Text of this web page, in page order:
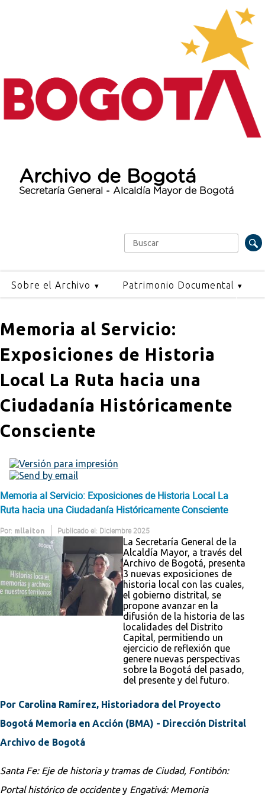
Archivo de Bogotá
Secretaría General - Alcaldía Mayor de Bogotá
Formulario de búsqueda
Buscar
Sobre el Archivo Patrimonio Documental
Memoria al Servicio:
Exposiciones de Historia
Local La Ruta hacia una
Ciudadanía Históricamente
Consciente
Memoria al Servicio: Exposiciones de Historia Local La
Ruta hacia una Ciudadanía Históricamente Consciente
Por: mllaiton Publicado el: Diciembre 2025
La Secretaría General de la
Alcaldía Mayor, a través del
Archivo de Bogotá, presenta
3 nuevas exposiciones de
historia local con las cuales,
el gobierno distrital, se
propone avanzar en la
difusión de la historia de las
localidades del Distrito
Capital, permitiendo un
ejercicio de reflexión que
genere nuevas perspectivas
sobre la Bogotá del pasado,
del presente y del futuro.
Por Carolina Ramírez, Historiadora del Proyecto
Bogotá Memoria en Acción (BMA) - Dirección Distrital
Archivo de Bogotá
Santa Fe: Eje de historia y tramas de Ciudad, Fontibón:
Portal histórico de occidentey Engativá: Memoria